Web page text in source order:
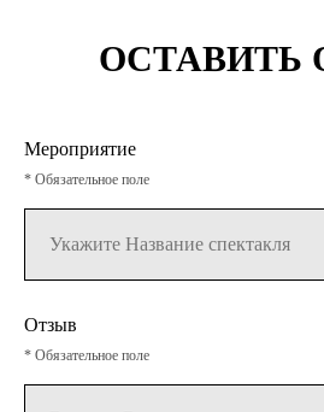
ОСТАВИТЬ
Мероприятие
* Обязательное поле
Отзыв
* Обязательное поле